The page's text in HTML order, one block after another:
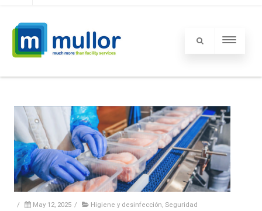
LinkedinYoutube
/ May 12, 2025 / Higiene y desinfección, Seguridad